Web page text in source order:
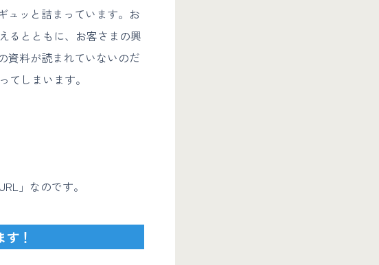
ュッと詰まっています。お
るとともに、お客さまの興
料が読まれていないのだ
しまいます。
」なのです。
！